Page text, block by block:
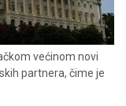
većinom novi
partnera, čime je